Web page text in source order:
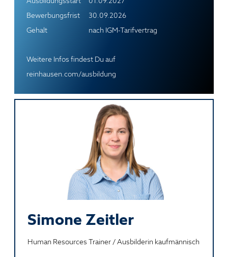
Bewerbungsfrist
30.09.2026
Gehalt
nach IGM-Tarifvertrag
Weitere Infos findest Du auf
reinhausen.com/ausbildung
Simone Zeitler
Human Resources Trainer / Ausbilderin kaufmännisch